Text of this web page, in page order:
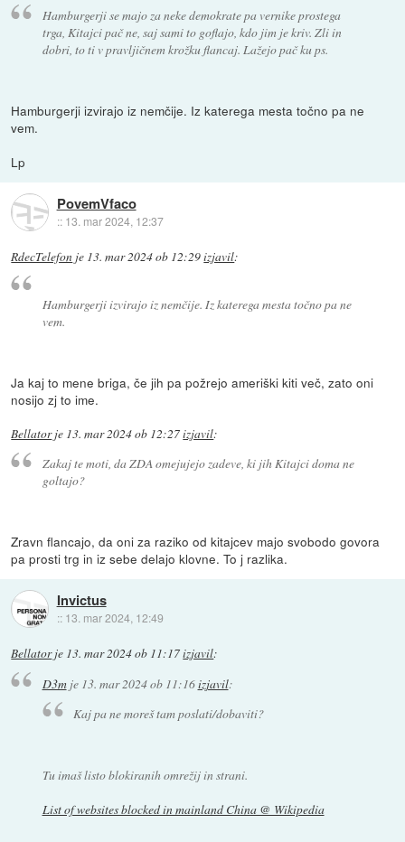
Hamburgerji se majo za neke demokrate pa vernike prostega
trga, Kitajci pač ne, saj sami to goflajo, kdo jim je kriv. Zli in
dobri, to ti v pravljičnem krožku flancaj. Lažejo pač ku ps.
Hamburgerji izvirajo iz nemčije. Iz katerega mesta točno pa ne
vem.
Lp
PovemVfaco
:: 13. mar 2024, 12:37
RdecTelefon je 13. mar 2024 ob 12:29izjavil:
Hamburgerji izvirajo iz nemčije. Iz katerega mesta točno pa ne
vem.
Ja kaj to mene briga, če jih pa požrejo ameriški kiti več, zato oni
nosijo zj to ime.
Bellatorje 13. mar 2024 ob 12:27izjavil:
Zakaj te moti, da ZDA omejujejo zadeve, ki jih Kitajci doma ne
goltajo?
Zravn flancajo, da oni za raziko od kitajcev majo svobodo govora
pa prosti trg in iz sebe delajo klovne. To j razlika.
Invictus
:: 13. mar 2024, 12:49
Bellatorje 13. mar 2024 ob 11:17izjavil:
D3mje 13. mar 2024 ob 11:16izjavil:
Kaj pa ne moreš tam poslati/dobaviti?
Tu imaš listo blokiranih omrežij in strani.
List of websites blocked in mainland China @ Wikipedia